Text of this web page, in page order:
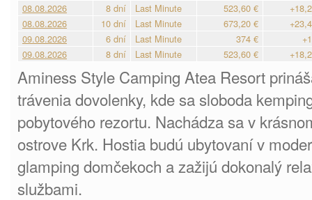
08.08.2026
8 dní Last Minute 523,60 €
08.08.2026
10 dní Last Minute 673,20 €
09.08.2026
6 dní Last Minute 374 €
09.08.2026
8 dní Last Minute 523,60 €
Aminess Style Camping Atea Resort
trávenia dovolenky, kde sa sloboda
pobytového rezortu. Nachádza sa v
ostrove Krk. Hostia budú ubytovaní v
glamping domčekoch a zažijú dokonalý
službami.